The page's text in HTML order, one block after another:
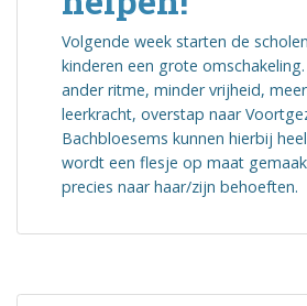
Volgende week starten de
kinderen een grote
ander ritme, minder vrijheid,
leerkracht, overstap naar
Bachbloesems kunnen hierbij
wordt een flesje op maat
precies naar haar/zijn behoeften.